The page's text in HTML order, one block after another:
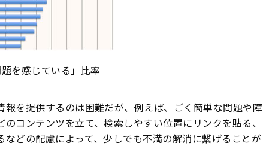
を感じている」比率
報を提供するのは困難だが、例えば、ごく簡単な問題や障
コンテンツを立て、検索しやすい位置にリンクを貼る、
どの配慮によって、少しでも不満の解消に繋げることが